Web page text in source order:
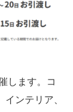
します。コ
ンテリア、